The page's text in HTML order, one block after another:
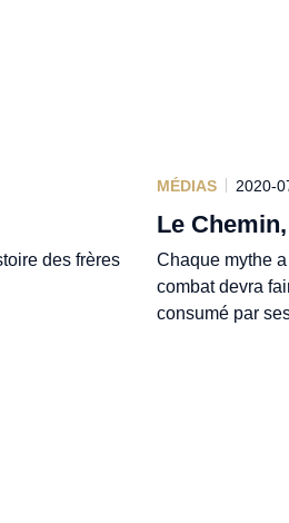
des frères
MÉDIAS 2020-
Le
Chaque mythe
combat devra
consumé par